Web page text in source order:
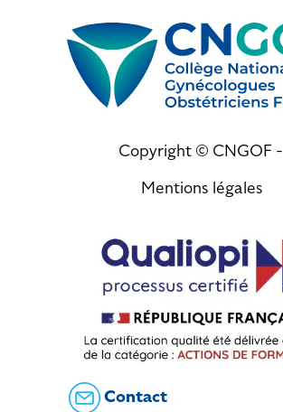
Copyright © CNGOF -
Mentions légales
Contact